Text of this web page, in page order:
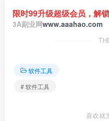
限时99升级超级会员，解
3A副业网www.aaahao.com
软件工具
# 软件工具
喜欢就